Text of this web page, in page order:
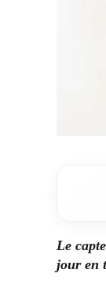
Le
jour en